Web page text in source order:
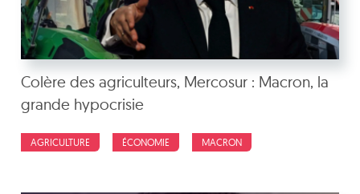
Colère des agriculteurs, Mercosur : Macron, la
grande hypocrisie
AGRICULTURE ÉCONOMIE MACRON